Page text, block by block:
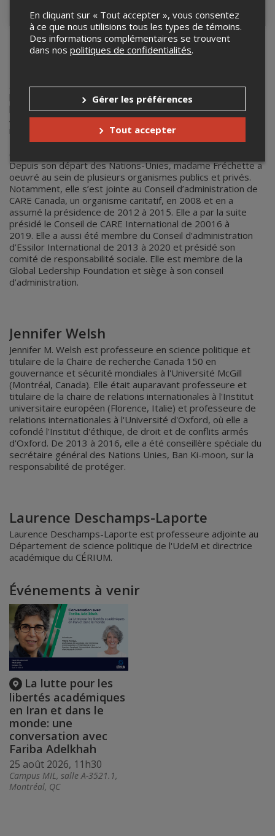
Louise Fréchette
générale des Nations-Unies de 1998 à 2006. Avant de
prendre ses fonctions à l’ONU, elle avait œuvré à la fonction
publique du Canada notamment comme ambassadeur en
Argentine et en Uruguay (1985-1988), ambassadeur et
représentante permanente auprès des Nations Unies à
New York (1992-1994), sous-ministre associée aux Finances
Depuis son départ des Nations-Unies, madame Fréchette a
oeuvré au sein de plusieurs organismes publics et privés.
Notamment, elle s’est jointe au Conseil d’administration de
CARE Canada, un organisme caritatif, en 2008 et en a
assumé la présidence de 2012 à 2015. Elle a par la suite
présidé le Conseil de CARE International de 20016 à
2019. Elle a aussi été membre du Conseil d’administration
d’Essilor International de 2013 à 2020 et présidé son
comité de responsabilité sociale. Elle est membre de la
Global Ledership Foundation et siège à son conseil
d’administration.
Jennifer Welsh
Jennifer M. Welsh est professeure en science politique et
titulaire de la Chaire de recherche Canada 150 en
gouvernance et sécurité mondiales à l'Université McGill
(Montréal, Canada). Elle était auparavant professeure et
titulaire de la chaire de relations internationales à l'Institut
universitaire européen (Florence, Italie) et professeure de
relations internationales à l'Université d'Oxford, où elle a
cofondé l'Institut d'éthique, de droit et de conflits armés
d'Oxford. De 2013 à 2016, elle a été conseillère spéciale du
secrétaire général des Nations Unies, Ban Ki-moon, sur la
responsabilité de protéger.
Laurence Deschamps-Laporte
Laurence Deschamps-Laporte est professeure adjointe au
Département de science politique de l'UdeM et directrice
académique du CÉRIUM.
Événements à venir
La lutte pour les
libertés académiques
en Iran et dans le
monde: une
conversation avec
Fariba Adelkhah
25 août 2026, 11h30
Campus MIL, salle A-3521.1,
Montréal, QC
En cliquant sur « Tout accepter », vous consentez
à ce que nous utilisions tous les types de témoins.
Des informations complémentaires se trouvent
dans nos politiques de confidentialités.
Gérer les préférences
Tout accepter